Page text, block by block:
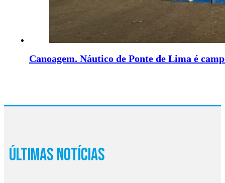
Canoagem. Náutico de Ponte de Lima é
Últimas Notícias